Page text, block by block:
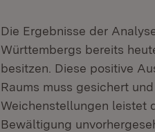
Die Ergebnisse der
Württembergs bereits
besitzen. Diese positive
Raums muss gesichert
Weichenstellungen leistet
Bewältigung